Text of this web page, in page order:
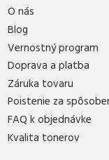
O nás
Blog
Vernostný program
Doprava a platba
Záruka tovaru
Poistenie za
FAQ k objednávke
Kvalita tonerov